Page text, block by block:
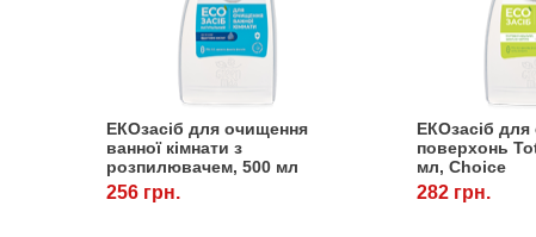
ЕКОзасіб для очищення
ванної кімнати з
розпилювачем, 500 мл
256 грн.
ЕКОзасіб
поверхонь
мл, Choice
282 грн.